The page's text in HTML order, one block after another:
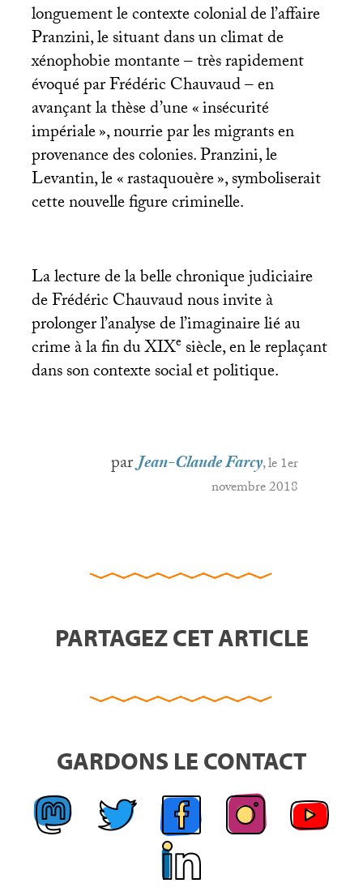
longuement le contexte colonial de l’affaire
Pranzini, le situant dans un climat de
xénophobie montante – très rapidement
évoqué par Frédéric Chauvaud – en
avançant la thèse d’une «insécurité
impériale», nourrie par les migrants en
provenance des colonies. Pranzini, le
Levantin, le «rastaquouère», symboliserait
cette nouvelle figure criminelle.
La lecture de la belle chronique judiciaire
de Frédéric Chauvaud nous invite à
prolonger l’analyse de l’imaginaire lié au
crime à la fin duXIXesiècle, en le replaçant
dans son contexte social et politique.
parJean-Claude Farcy, le 1er
novembre 2018
PARTAGEZ CET ARTICLE
GARDONS LE CONTACT